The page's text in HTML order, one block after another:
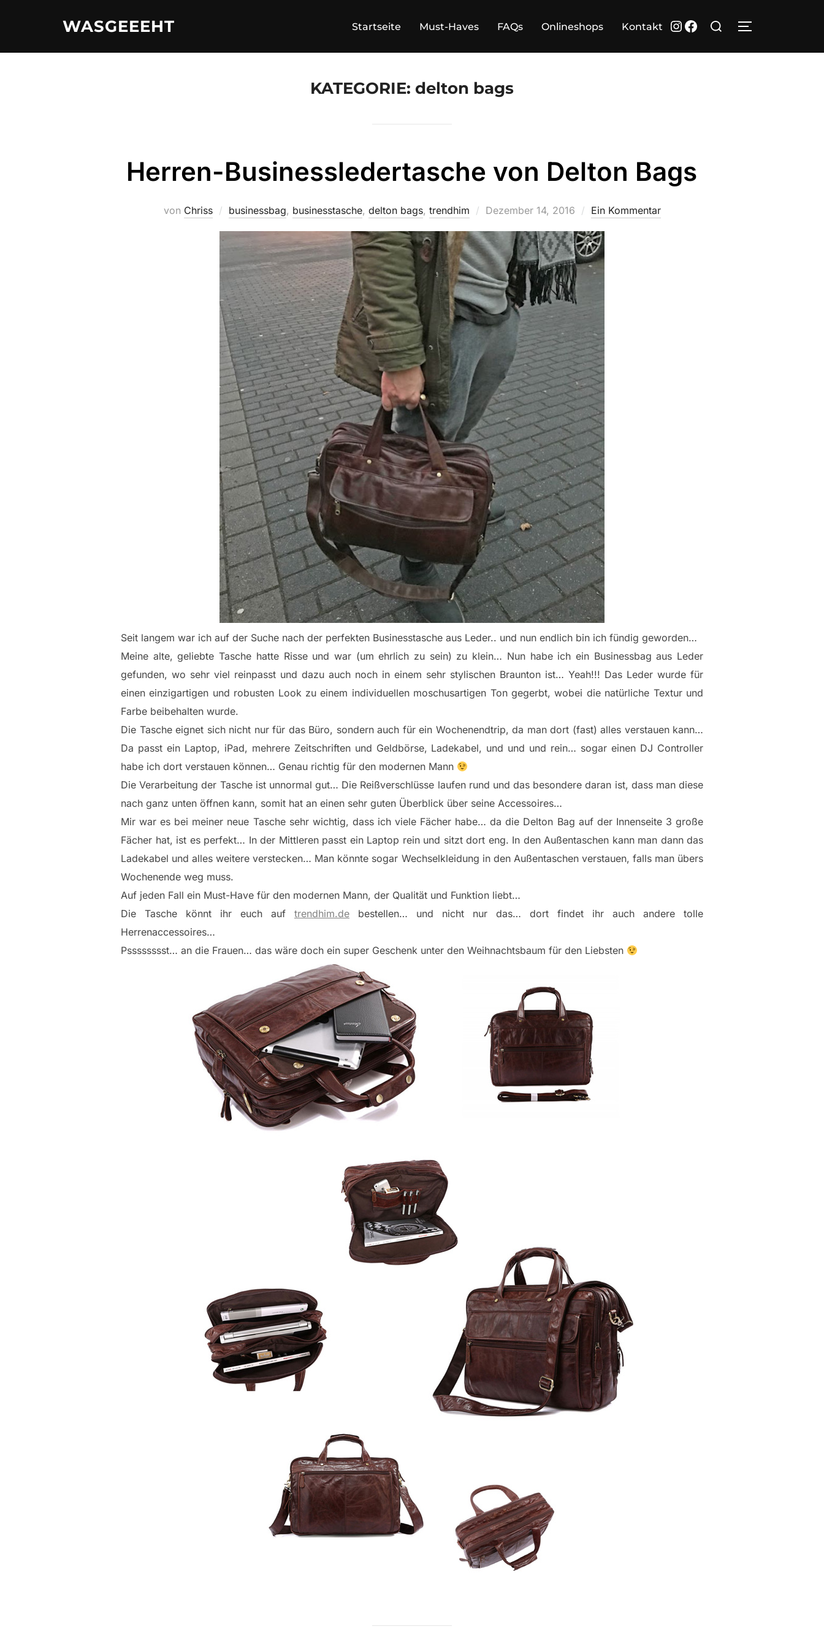
WASGEEEHT Startseite Must-Haves FAQs Onlineshops Kontakt Instagram
Facebook
Suchen
KATEGORIE: delton bags
Herren-Businessledertasche von Delton Bags
von Chriss businessbag, businesstasche, delton bags, trendhim
Veröffentlicht
Dezember 14, 2016 Ein Kommentar
Seit langem war ich auf der Suche nach der perfekten Businesstasche aus Leder.. und nun endlich bin ich fündig geworden…
Meine alte, geliebte Tasche hatte Risse und war (um ehrlich zu sein) zu klein… Nun habe ich ein Businessbag aus Leder
gefunden, wo sehr viel reinpasst und dazu auch noch in einem sehr stylischen Braunton ist… Yeah!!! Das Leder wurde für
einen einzigartigen und robusten Look zu einem individuellen moschusartigen Ton gegerbt, wobei die natürliche Textur und
Farbe beibehalten wurde.
Die Tasche eignet sich nicht nur für das Büro, sondern auch für ein Wochenendtrip, da man dort (fast) alles verstauen kann…
Da passt ein Laptop, iPad, mehrere Zeitschriften und Geldbörse, Ladekabel, und und und rein… sogar einen DJ Controller
habe ich dort verstauen können… Genau richtig für den modernen Mann
Die Verarbeitung der Tasche ist unnormal gut… Die Reißverschlüsse laufen rund und das besondere daran ist, dass man diese
nach ganz unten öffnen kann, somit hat an einen sehr guten Überblick über seine Accessoires…
Mir war es bei meiner neue Tasche sehr wichtig, dass ich viele Fächer habe… da die Delton Bag auf der Innenseite 3 große
Fächer hat, ist es perfekt… In der Mittleren passt ein Laptop rein und sitzt dort eng. In den Außentaschen kann man dann das
Ladekabel und alles weitere verstecken… Man könnte sogar Wechselkleidung in den Außentaschen verstauen, falls man übers
Wochenende weg muss.
Auf jeden Fall ein Must-Have für den modernen Mann, der Qualität und Funktion liebt…
Die Tasche könnt ihr euch auf trendhim.de bestellen… und nicht nur das… dort findet ihr auch andere tolle
Herrenaccessoires…
Psssssssst… an die Frauen… das wäre doch ein super Geschenk unter den Weihnachtsbaum für den Liebsten